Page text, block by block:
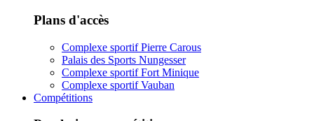
Plans d'accès
Complexe sportif Pierre Carous
Palais des Sports Nungesser
Complexe sportif Fort Minique
Complexe sportif Vauban
Compétitions